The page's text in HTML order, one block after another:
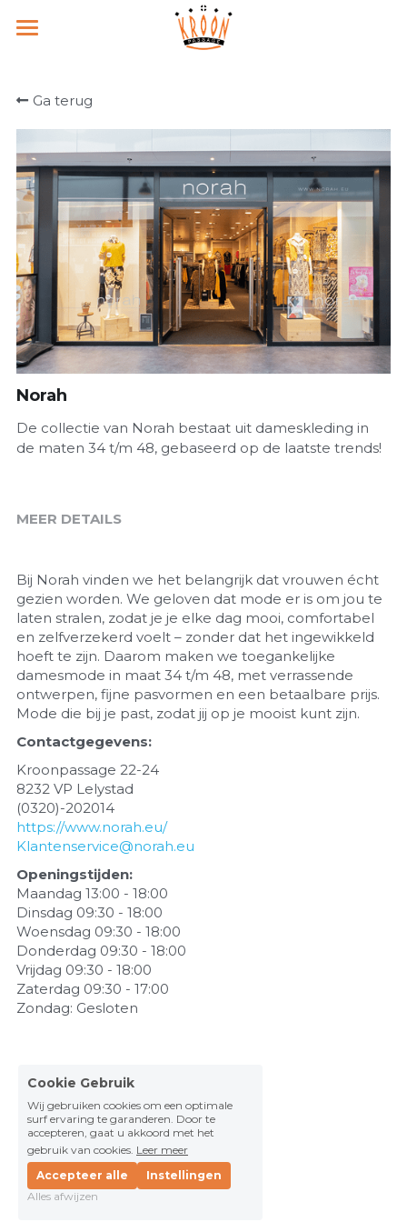
Nieuws & Events
Onze winkels
Nieuwsbrief
Ga terug
Norah
De collectie van Norah bestaat uit dameskleding in
de maten 34 t/m 48, gebaseerd op de laatste trends!
MEER DETAILS
Bij Norah vinden we het belangrijk dat vrouwen écht
gezien worden. We geloven dat mode er is om jou te
laten stralen, zodat je je elke dag mooi, comfortabel
en zelfverzekerd voelt – zonder dat het ingewikkeld
hoeft te zijn. Daarom maken we toegankelijke
damesmode in maat 34 t/m 48, met verrassende
ontwerpen, fijne pasvormen en een betaalbare prijs.
Mode die bij je past, zodat jij op je mooist kunt zijn.
Contactgegevens:
Kroonpassage 22-24
8232 VP Lelystad
(0320)-202014
https://www.norah.eu/
Klantenservice@norah.eu
Openingstijden:
Maandag 13:00 - 18:00
Dinsdag 09:30 - 18:00
Woensdag 09:30 - 18:00
Donderdag 09:30 - 18:00
Vrijdag 09:30 - 18:00
Zaterdag 09:30 - 17:00
Zondag: Gesloten
Cookie Gebruik
Wij gebruiken cookies om een optimale
surf ervaring te garanderen. Door te
accepteren, gaat u akkoord met het
gebruik van cookies. Leer meer
Accepteer alle
Instellingen
Alles afwijzen